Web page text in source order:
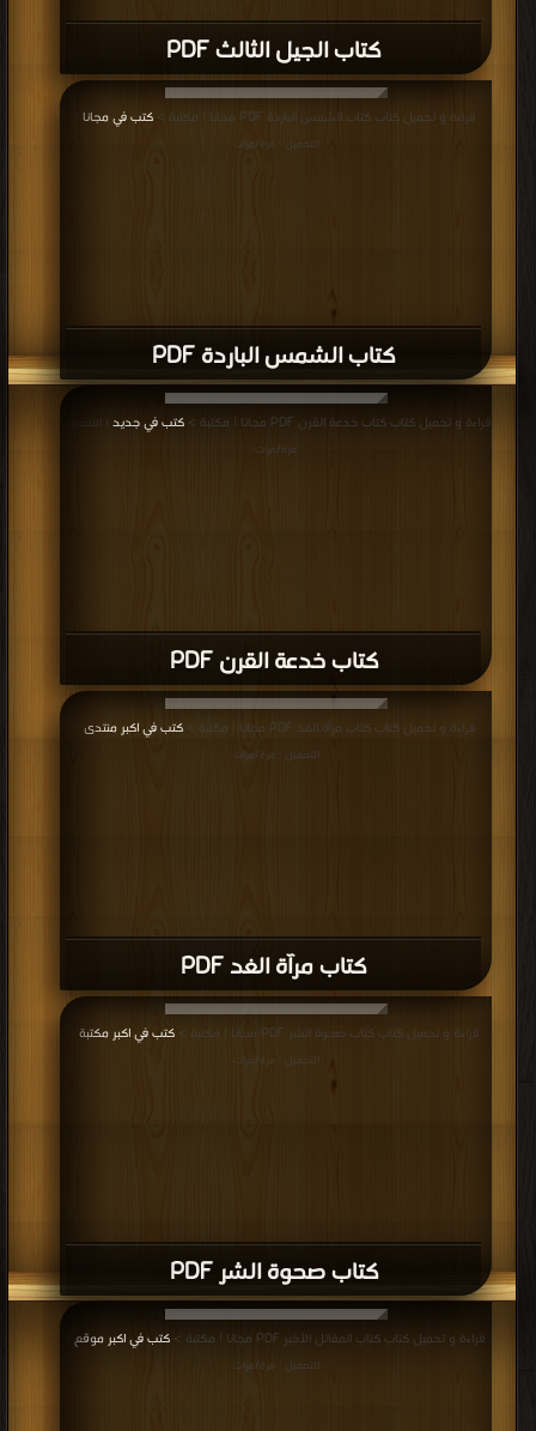
كتاب الجيل الثالث PDF
كتاب الشمس الباردة PDF
قراءة و تحميل كتاب كتاب الشمس الباردة PDF مجانا | مكتبة > كتب في مجانا
التحميل : مرة/مرات
كتاب خدعة القرن PDF
قراءة و تحميل كتاب كتاب خدعة القرن PDF مجانا | مكتبة > كتب في جديد | التحميل :
مرة/مرات
كتاب مرآة الغد PDF
قراءة و تحميل كتاب كتاب مرآة الغد PDF مجانا | مكتبة > كتب في اكبر منتدى
التحميل : مرة/مرات
كتاب صحوة الشر PDF
قراءة و تحميل كتاب كتاب صحوة الشر PDF مجانا | مكتبة > كتب في اكبر مكتبة
التحميل : مرة/مرات
قراءة و تحميل كتاب كتاب المقاتل الأخير PDF مجانا | مكتبة > كتب في اكبر موقع
التحميل : مرة/مرات